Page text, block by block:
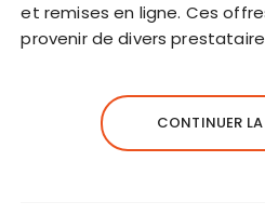
et remises en ligne. Ces
provenir de divers
CONTINUER LA